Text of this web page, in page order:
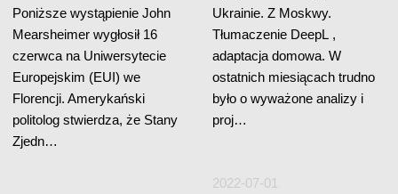
Ukrainie. Z Moskwy.
Tłumaczenie DeepL ,
adaptacja domowa. W
ostatnich miesiącach trudno
było o wyważone analizy i
proj…
Poniższe wystąpienie John
Mearsheimer wygłosił 16
czerwca na Uniwersytecie
Europejskim (EUI) we
Florencji. Amerykański
politolog stwierdza, że Stany
Zjedn…
2022-07-01